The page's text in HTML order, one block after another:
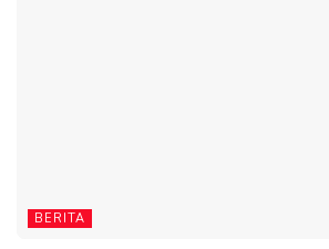
BERITA